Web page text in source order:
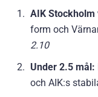
AIK
form och
2.10
Under 2.5 mål:
och AIK:s